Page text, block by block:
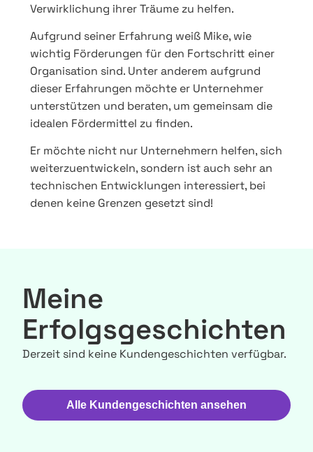
Verwirklichung ihrer Träume zu helfen.
Aufgrund seiner Erfahrung weiß Mike, wie
wichtig Förderungen für den Fortschritt einer
Organisation sind. Unter anderem aufgrund
dieser Erfahrungen möchte er Unternehmer
unterstützen und beraten, um gemeinsam die
idealen Fördermittel zu finden.
Er möchte nicht nur Unternehmern helfen, sich
weiterzuentwickeln, sondern ist auch sehr an
technischen Entwicklungen interessiert, bei
denen keine Grenzen gesetzt sind!
Meine
Erfolgsgeschichten
Derzeit sind keine Kundengeschichten verfügbar.
Alle Kundengeschichten ansehen